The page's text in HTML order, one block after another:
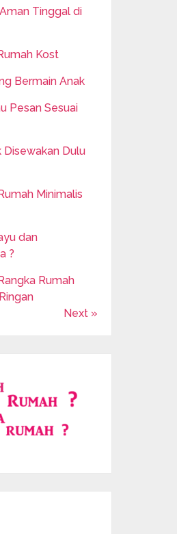
Tinggal di
Kost
Bermain Anak
Pesan Sesuai
Disewakan Dulu
Minimalis
dan
?
Rumah
Next »